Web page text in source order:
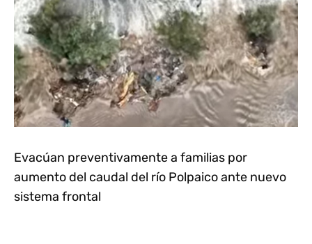
Evacúan preventivamente a familias por
aumento del caudal del río Polpaico ante nuevo
sistema frontal